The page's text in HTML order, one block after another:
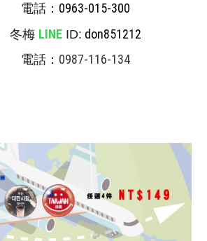
電話： 0963-015-300
冬梅 LINE ID: don851212
電話： 0987-116-134